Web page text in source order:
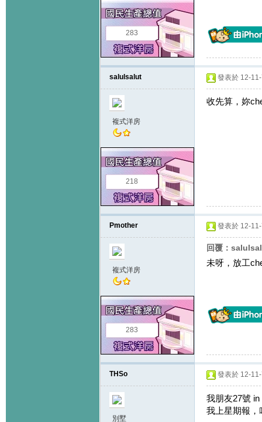
283
salulsalut
複式洋房
218
發表於 12-
收先算，妳
Pmother
複式洋房
283
發表於 12-
回覆：
未呀，放工
THSo
別墅
發表於 12-
我朋友27號
我上星期報，